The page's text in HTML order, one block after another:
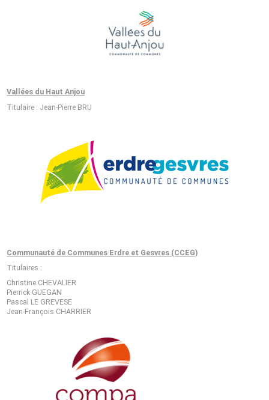
Vallées du Haut Anjou
Titulaire : Jean-Pierre BRU
Communauté de Communes Erdre et Gesvres (CCEG)
Titulaires :
Christine CHEVALIER
Pierrick GUEGAN
Pascal LE GREVESE
Jean-François CHARRIER